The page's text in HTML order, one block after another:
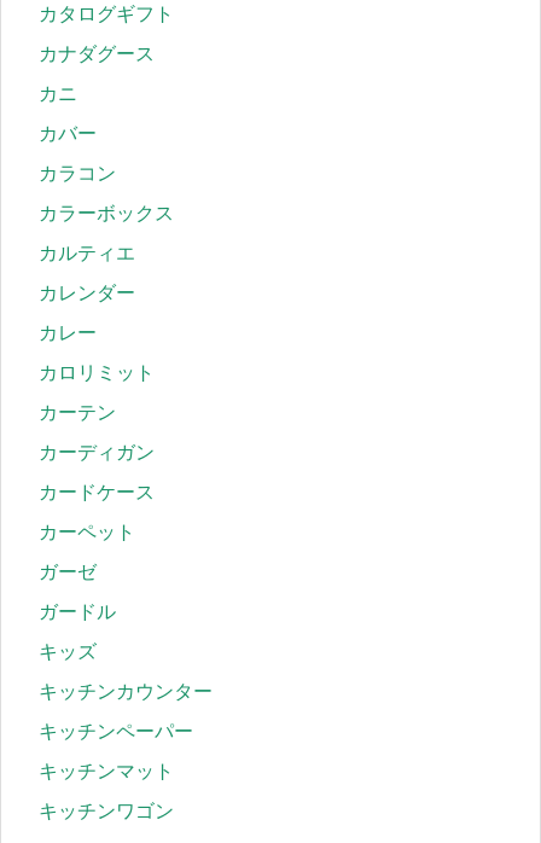
カタログギフト
カナダグース
カニ
カバー
カラコン
カラーボックス
カルティエ
カレンダー
カレー
カロリミット
カーテン
カーディガン
カードケース
カーペット
ガーゼ
ガードル
キッズ
キッチンカウンター
キッチンペーパー
キッチンマット
キッチンワゴン